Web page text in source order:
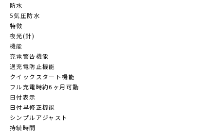
防水
5気圧防水
特徴
夜光(針)
機能
充電警告機能
過充電防止機能
クイックスタート機能
フル充電時約6ヶ月可動
日付表示
日付早修正機能
シンプルアジャスト
持続時間